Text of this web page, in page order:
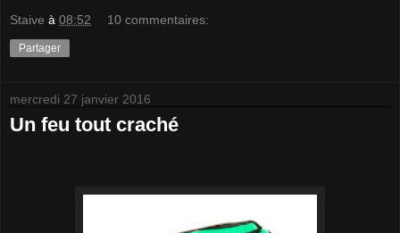
Staive à 08:52 10 commentaires:
Partager
mercredi 27 janvier 2016
Un feu tout craché